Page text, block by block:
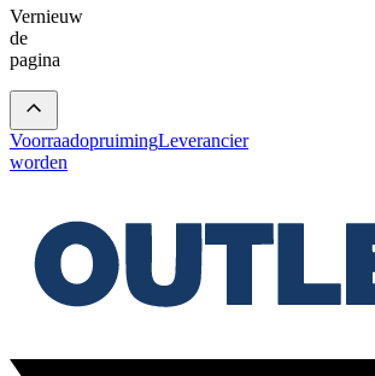
Vernieuw
de
pagina
VoorraadopruimingLeverancier
worden